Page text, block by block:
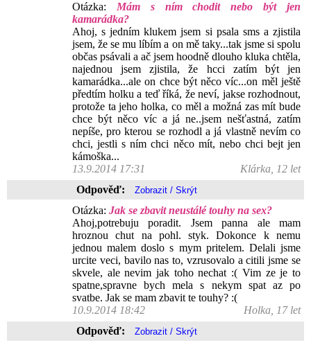
Otázka: Mám s ním chodit nebo být jen
kamarádka?
Ahoj, s jedním klukem jsem si psala sms a zjistila
jsem, že se mu líbím a on mě taky...tak jsme si spolu
občas psávali a ač jsem hoodně dlouho kluka chtěla,
najednou jsem zjistila, že hcci zatím být jen
kamarádka...ale on chce být něco víc...on měl ještě
předtím holku a teď říká, že neví, jakse rozhodnout,
protože ta jeho holka, co měl a možná zas mít bude
chce být něco víc a já ne..jsem nešťastná, zatím
nepíše, pro kterou se rozhodl a já vlastně nevím co
chci, jestli s ním chci něco mít, nebo chci bejt jen
kámoška...
13.9.2014 17:31
Klárka, 12 let
Odpověď:
Otázka: Jak se zbavit neustálé touhy na sex?
Ahoj,potrebuju poradit. Jsem panna ale mam
hroznou chut na pohl. styk. Dokonce k nemu
jednou malem doslo s mym pritelem. Delali jsme
urcite veci, bavilo nas to, vzrusovalo a citili jsme se
skvele, ale nevim jak toho nechat :( Vim ze je to
spatne,spravne bych mela s nekym spat az po
svatbe. Jak se mam zbavit te touhy? :(
10.9.2014 18:42
Holka, 17 let
Odpověď: